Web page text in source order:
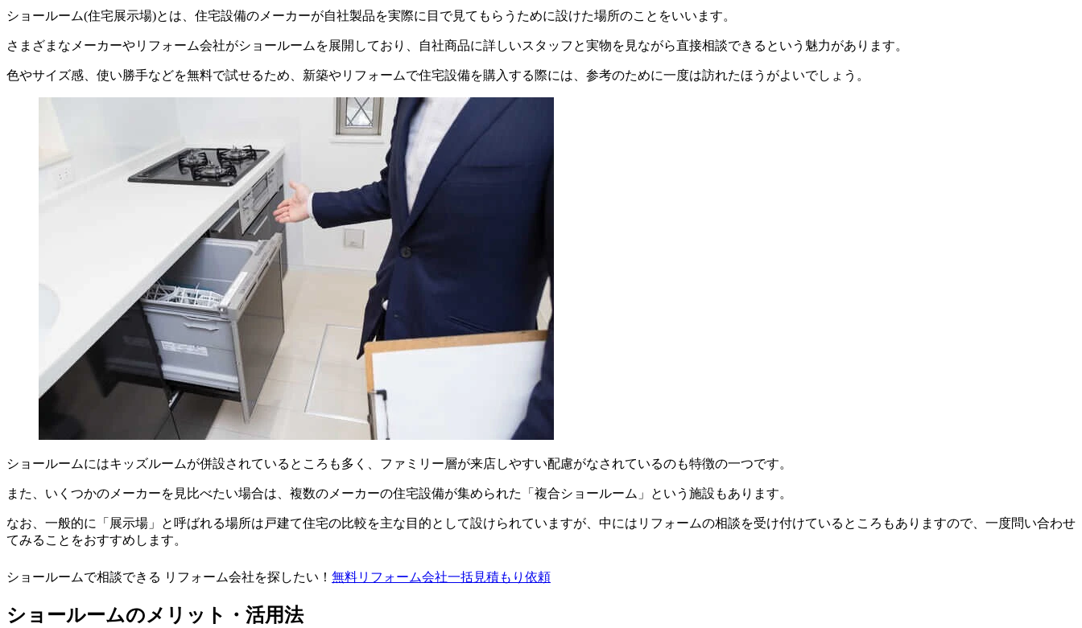
ショールーム(住宅展示場)とは、住宅設備のメーカーが自社製品を実際に目で見てもらうために設けた場所のことをいいます。
さまざまなメーカーやリフォーム会社がショールームを展開しており、自社商品に詳しいスタッフと実物を見ながら直接相談できるという魅力があります。
色やサイズ感、使い勝手などを無料で試せるため、新築やリフォームで住宅設備を購入する際には、参考のために一度は訪れたほうがよいでしょう。
ショールームにはキッズルームが併設されているところも多く、ファミリー層が来店しやすい配慮がなされているのも特徴の一つです。
また、いくつかのメーカーを見比べたい場合は、複数のメーカーの住宅設備が集められた「複合ショールーム」という施設もあります。
なお、一般的に「展示場」と呼ばれる場所は戸建て住宅の比較を主な目的として設けられていますが、中にはリフォームの相談を受け付けているところもありますので、一度問い合わせ
てみることをおすすめします。
ショールームで相談できる リフォーム会社を探したい！ 無料リフォーム会社一括見積もり依頼
ショールームのメリット・活用法